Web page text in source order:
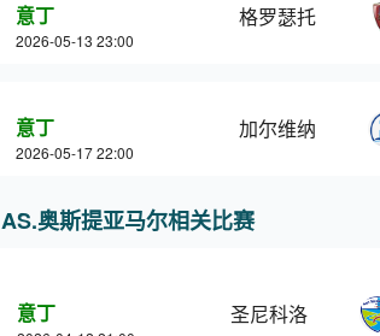
意丁
2026-05-13 23:00
格罗瑟托
意丁
2026-05-17 22:00
加尔维纳
AS.奥斯提亚马尔相关比赛
意丁 圣尼科洛